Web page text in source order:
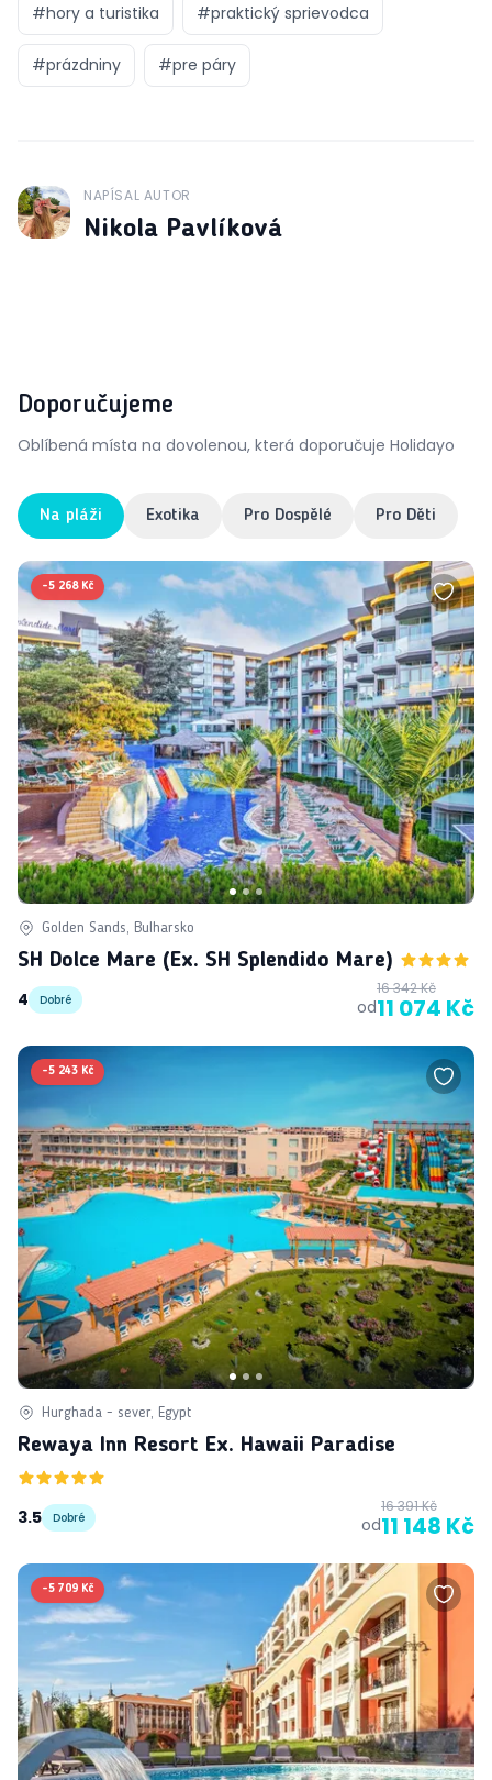
#hory a turistika #praktický sprievodca
#prázdniny #pre páry
J
NAPÍSAL AUTOR
Nikola Pavlíková
Doporučujeme
Oblíbená místa na dovolenou, která doporučuje Holidayo
Na pláži Exotika Pro Dospělé Pro Děti
-5 268 Kč
Golden Sands, Bulharsko
SH Dolce Mare (ex. SH Splendido Mare)
4
Dobré od
16 342 Kč
11 074 Kč
-5 243 Kč
Hurghada - sever, Egypt
Rewaya Inn Resort Ex. Hawaii Paradise
3.5 Dobré od
16 391 Kč
11 148 Kč
-5 709 Kč